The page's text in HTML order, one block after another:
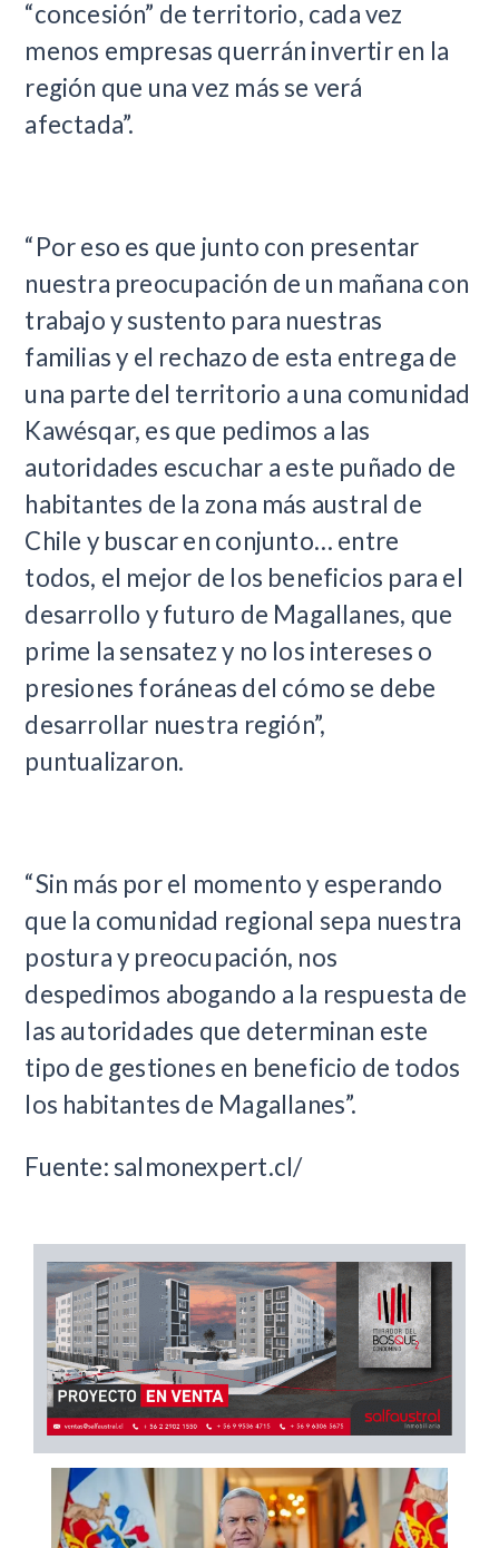
“concesión” de territorio, cada vez
menos empresas querrán invertir en la
región que una vez más se verá
afectada”.
“Por eso es que junto con presentar
nuestra preocupación de un mañana con
trabajo y sustento para nuestras
familias y el rechazo de esta entrega de
una parte del territorio a una comunidad
Kawésqar, es que pedimos a las
autoridades escuchar a este puñado de
habitantes de la zona más austral de
Chile y buscar en conjunto… entre
todos, el mejor de los beneficios para el
desarrollo y futuro de Magallanes, que
prime la sensatez y no los intereses o
presiones foráneas del cómo se debe
desarrollar nuestra región”,
puntualizaron.
“Sin más por el momento y esperando
que la comunidad regional sepa nuestra
postura y preocupación, nos
despedimos abogando a la respuesta de
las autoridades que determinan este
tipo de gestiones en beneficio de todos
los habitantes de Magallanes”.
Fuente: salmonexpert.cl/